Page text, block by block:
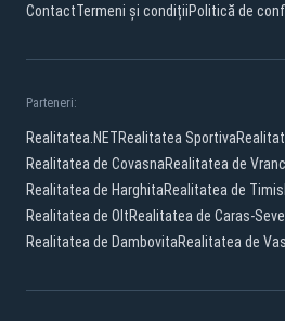
ContactTermeni și condițiiPolitică de
Parteneri:
Realitatea.NETRealitatea Sportiva
Realitatea de CovasnaRealitatea de
Realitatea de HarghitaRealitatea de Timis
Realitatea de OltRealitatea de Caras-
Realitatea de DambovitaRealitatea de